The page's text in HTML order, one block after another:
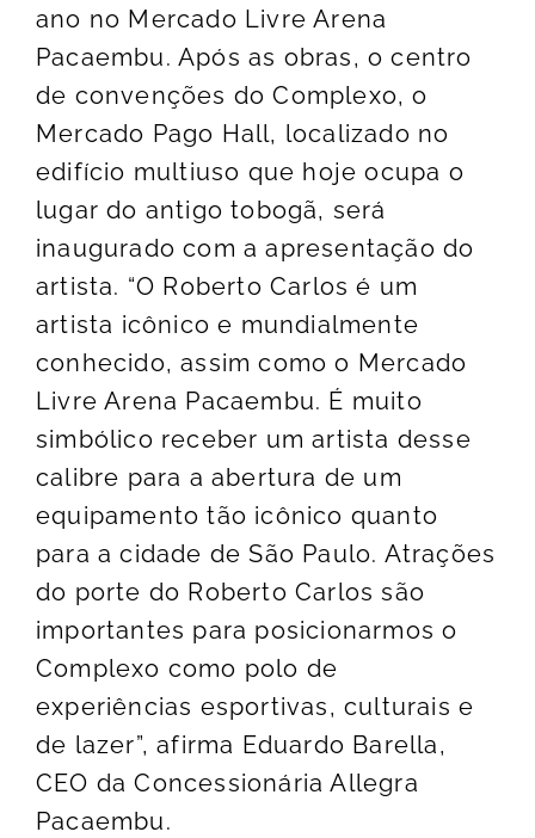
ano no Mercado Livre Arena
Pacaembu. Após as obras, o centro
de convenções do Complexo, o
Mercado Pago Hall, localizado no
edifício multiuso que hoje ocupa o
lugar do antigo tobogã, será
inaugurado com a apresentação do
artista. “O Roberto Carlos é um
artista icônico e mundialmente
conhecido, assim como o Mercado
Livre Arena Pacaembu. É muito
simbólico receber um artista desse
calibre para a abertura de um
equipamento tão icônico quanto
para a cidade de São Paulo. Atrações
do porte do Roberto Carlos são
importantes para posicionarmos o
Complexo como polo de
experiências esportivas, culturais e
de lazer”, afirma Eduardo Barella,
CEO da Concessionária Allegra
Pacaembu.